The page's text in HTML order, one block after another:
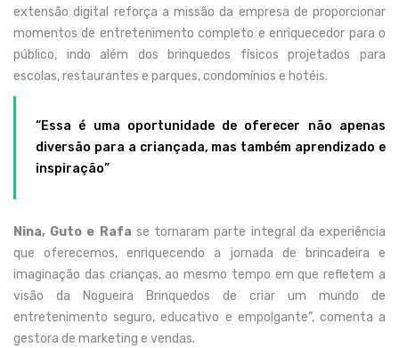
extensão digital reforça a missão da empresa de proporcionar
momentos de entretenimento completo e enriquecedor para o
público, indo além dos brinquedos físicos projetados para
escolas, restaurantes e parques, condomínios e hotéis.
“Essa é uma oportunidade de oferecer não apenas
diversão para a criançada, mas também aprendizado e
inspiração”
Nina, Guto e Rafa se tornaram parte integral da experiência
que oferecemos, enriquecendo a jornada de brincadeira e
imaginação das crianças, ao mesmo tempo em que refletem a
visão da Nogueira Brinquedos de criar um mundo de
entretenimento seguro, educativo e empolgante”, comenta a
gestora de marketing e vendas.